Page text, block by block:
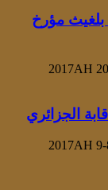
بلغيث مؤرخ
الجزائري